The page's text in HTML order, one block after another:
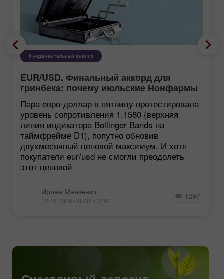
Фундаментальный анализ
EUR/USD. Финальный аккорд для
гринбека: почему июльские Нонфармы
еще хуже, чем кажутся
Пара евро-доллар в пятницу протестировала
уровень сопротивления 1,1580 (верхняя
линия индикатора Bollinger Bands на
таймфрейме D1), попутно обновив
двухмесячный ценовой максимум. И хотя
покупатели eur/usd не смогли преодолеть
этот ценовой
Ирина Манзенко
12:49 2026-08-08 +02:00 1297